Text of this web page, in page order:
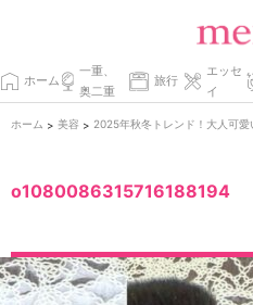
ホーム
一重、
奥二重
旅行
エッセ
イ
ホーム > 美容 >
o1080086315716188194